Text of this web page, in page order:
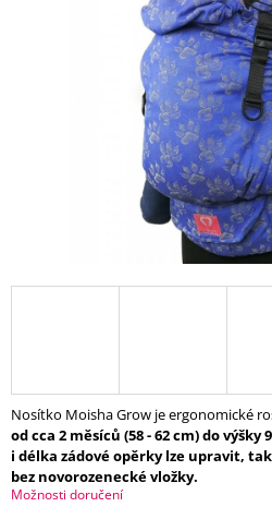
Nosítko Moisha Grow je ergonomické
od cca 2 měsíců (58 - 62 cm) do výšky
i délka zádové opěrky lze upravit,
bez novorozenecké vložky.
Možnosti doručení
HLEDAT
U
M
E
BAMBOOLIK
PRATELNÉ
ODLIČOVACÍ